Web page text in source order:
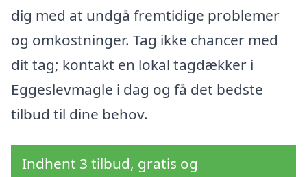
dig med at undgå fremtidige problemer
og omkostninger. Tag ikke chancer med
dit tag; kontakt en lokal tagdækker i
Eggeslevmagle i dag og få det bedste
tilbud til dine behov.
Indhent 3 tilbud, gratis og